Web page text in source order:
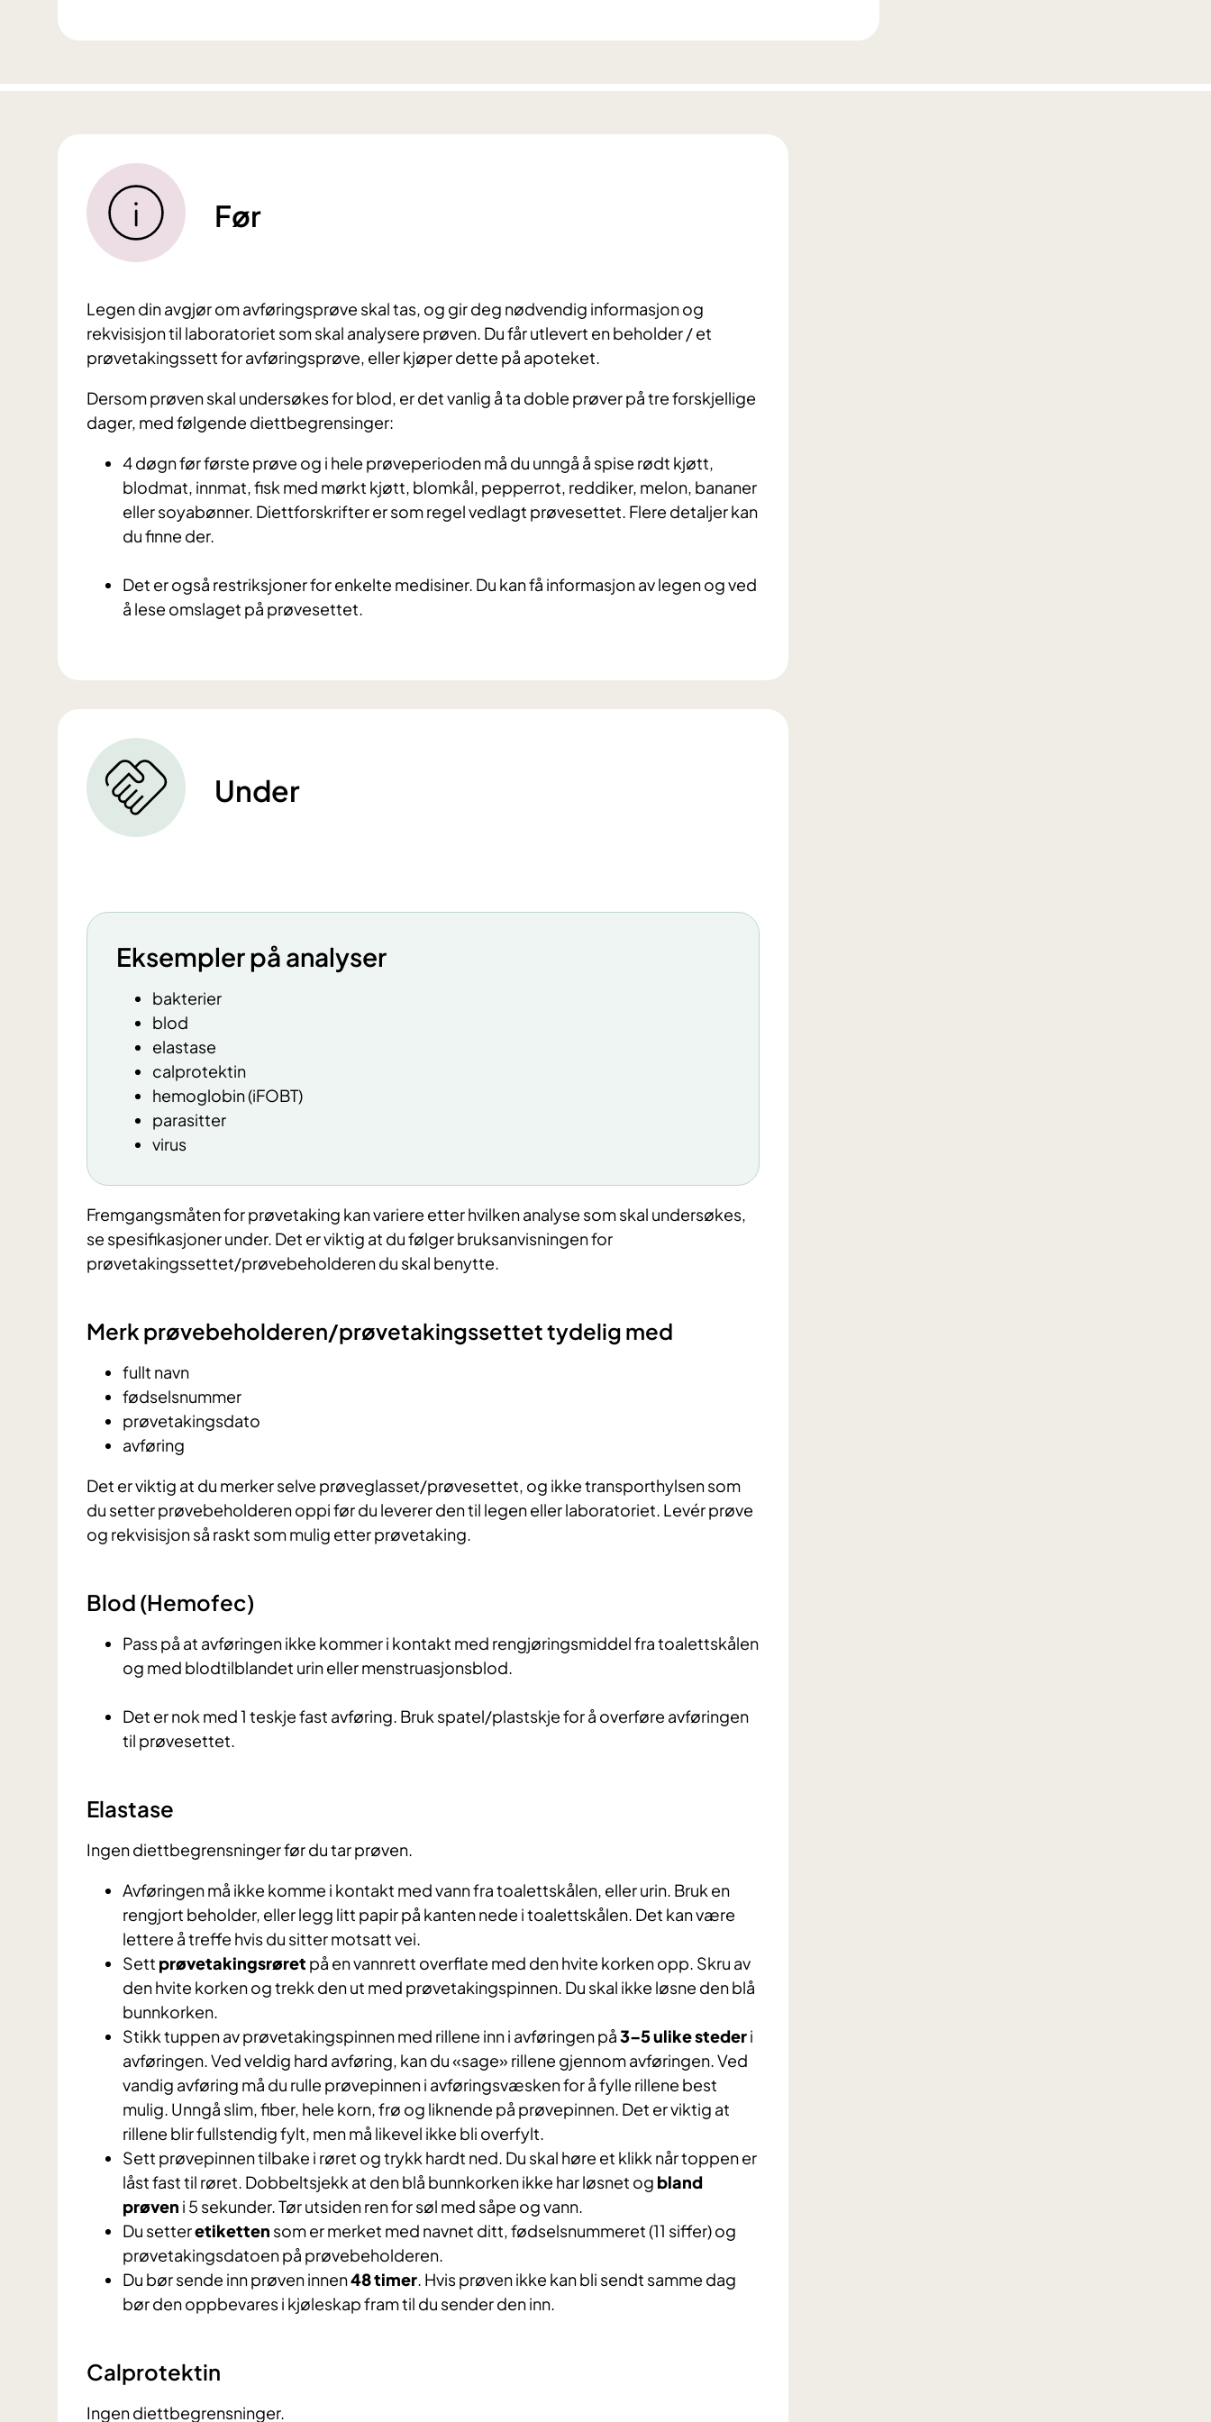
Før
Legen din avgjør om avføringsprøve skal tas, og gir deg nødvendig informasjon og
rekvisisjon til laboratoriet som skal analysere prøven. Du får utlevert en beholder / et
prøvetakingssett for avføringsprøve, eller kjøper dette på apoteket.
Dersom prøven skal undersøkes for blod, er det vanlig å ta doble prøver på tre forskjellige
dager, med følgende diettbegrensinger:
4 døgn før første prøve og i hele prøveperioden må du unngå å spise rødt kjøtt,
blodmat, innmat, fisk med mørkt kjøtt, blomkål, pepperrot, reddiker, melon, bananer
eller soyabønner. Diettforskrifter er som regel vedlagt prøvesettet. Flere detaljer kan
du finne der.
Det er også restriksjoner for enkelte medisiner. Du kan få informasjon av legen og ved
å lese omslaget på prøvesettet.
Under
Eksempler på analyser
bakterier
blod
elastase
calprotektin
hemoglobin (iFOBT)
parasitter
virus
Fremgangsmåten for prøvetaking kan variere etter hvilken analyse som skal undersøkes,
se spesifikasjoner under. Det er viktig at du følger bruksanvisningen for
prøvetakingssettet/prøvebeholderen du skal benytte.
Merk prøvebeholderen/prøvetakingssettet tydelig med
fullt navn
fødselsnummer
prøvetakingsdato
avføring
Det er viktig at du merker selve prøveglasset/prøvesettet, og ikke transporthylsen som
du setter prøvebeholderen oppi før du leverer den til legen eller laboratoriet. Levér prøve
og rekvisisjon så raskt som mulig etter prøvetaking.
Blod (Hemofec)
Pass på at avføringen ikke kommer i kontakt med rengjøringsmiddel fra toalettskålen
og med blodtilblandet urin eller menstruasjonsblod.
Det er nok med 1 teskje fast avføring. Bruk spatel/plastskje for å overføre avføringen
til prøvesettet.
Elastase
Ingen diettbegrensninger før du tar prøven.
Avføringen må ikke komme i kontakt med vann fra toalettskålen, eller urin. Bruk en
rengjort beholder, eller legg litt papir på kanten nede i toalettskålen. Det kan være
lettere å treffe hvis du sitter motsatt vei.
Sett prøvetakingsrøret på en vannrett overflate med den hvite korken opp. Skru av
den hvite korken og trekk den ut med prøvetakingspinnen. Du skal ikke løsne den blå
bunnkorken.
Stikk tuppen av prøvetakingspinnen med rillene inn i avføringen på3–5 ulike stederi
avføringen. Ved veldig hard avføring, kan du «sage» rillene gjennom avføringen. Ved
vandig avføring må du rulle prøvepinnen i avføringsvæsken for å fylle rillene best
mulig. Unngå slim, fiber, hele korn, frø og liknende på prøvepinnen. Det er viktig at
rillene blir fullstendig fylt, men må likevel ikke bli overfylt.
Sett prøvepinnen tilbake i røret og trykk hardt ned. Du skal høre et klikk når toppen er
låst fast til røret. Dobbeltsjekk at den blå bunnkorken ikke har løsnet og bland
prøven i 5 sekunder. Tør utsiden ren for søl med såpe og vann.
Du setteretiketten som er merket med navnet ditt, fødselsnummeret (11 siffer) og
prøvetakingsdatoen på prøvebeholderen.
Du bør sende inn prøven innen48 timer. Hvis prøven ikke kan bli sendt samme dag
bør den oppbevares i kjøleskap fram til du sender den inn.
Calprotektin
Ingen diettbegrensninger.